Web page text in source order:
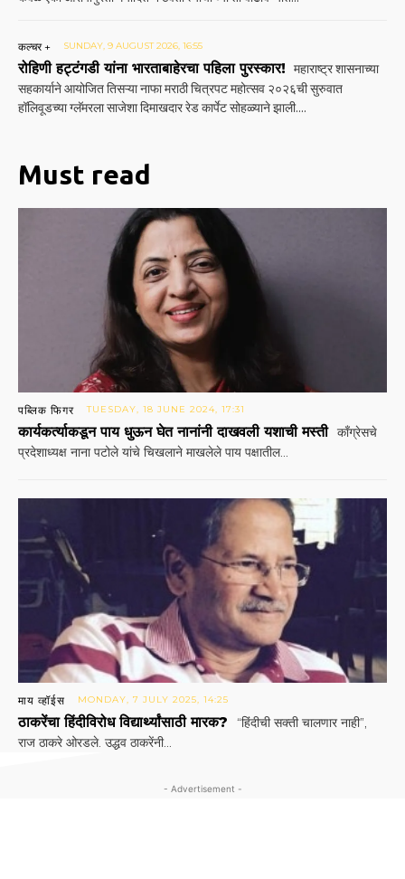
कल्चर + SUNDAY, 9 AUGUST 2026, 16:55
रोहिणी हट्टंगडी यांना भारताबाहेरचा पहिला पुरस्कार! महाराष्ट्र शासनाच्या
सहकार्याने आयोजित तिसऱ्या नाफा मराठी चित्रपट महोत्सव २०२६ची सुरुवात
हॉलिवूडच्या ग्लॅमरला साजेशा दिमाखदार रेड कार्पेट सोहळ्याने झाली....
Must read
पब्लिक फिगर TUESDAY, 18 JUNE 2024, 17:31
कार्यकर्त्याकडून पाय धुऊन घेत नानांनी दाखवली यशाची मस्ती काँग्रेसचे
प्रदेशाध्यक्ष नाना पटोले यांचे चिखलाने माखलेले पाय पक्षातील...
माय व्हॉईस MONDAY, 7 JULY 2025, 14:25
ठाकरेंचा हिंदीविरोध विद्यार्थ्यांसाठी मारक?
“हिंदीची सक्ती चालणार नाही”,
राज ठाकरे ओरडले. उद्धव ठाकरेंनी...
- Advertisement -